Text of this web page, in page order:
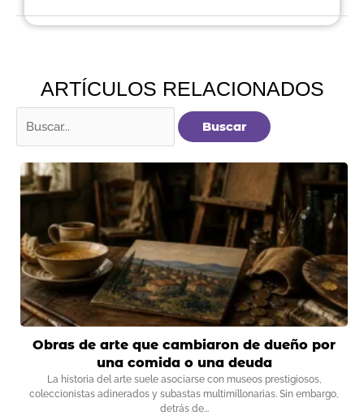
ARTÍCULOS RELACIONADOS
por:
Obras de arte que cambiaron de dueño por
una comida o una deuda
La historia del arte suele asociarse con museos prestigiosos,
coleccionistas adinerados y subastas multimillonarias. Sin embargo,
detrás de